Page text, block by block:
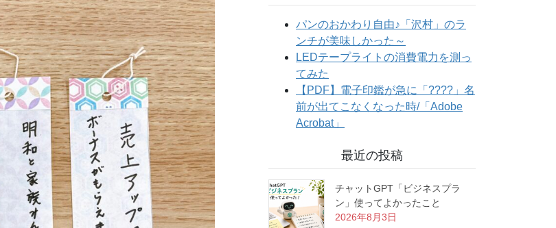
最近の投稿
チャットGPT「ビジネスプラ
ン」使ってよかったこと
2026年8月3日